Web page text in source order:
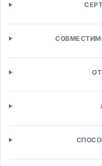
Веб-аналитика
Контакт-центры
Управление кейсами
Торговля и e-
Платформы интернет-
Интернет-магазины